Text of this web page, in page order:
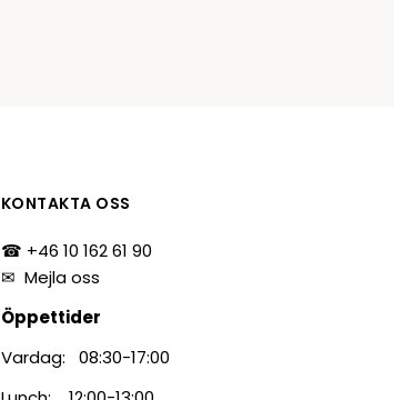
KONTAKTA OSS
☎ +46 10 162 61 90
✉ Mejla oss
Öppettider
Vardag: 08:30-17:00